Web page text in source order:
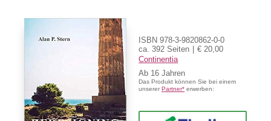
ISBN 978-3-9820862-0-0
ca. 392 Seiten
€ 20,00
Continentia
Ab 16
Das Produkt können Sie bei einem
unsererPartner* erwerben: